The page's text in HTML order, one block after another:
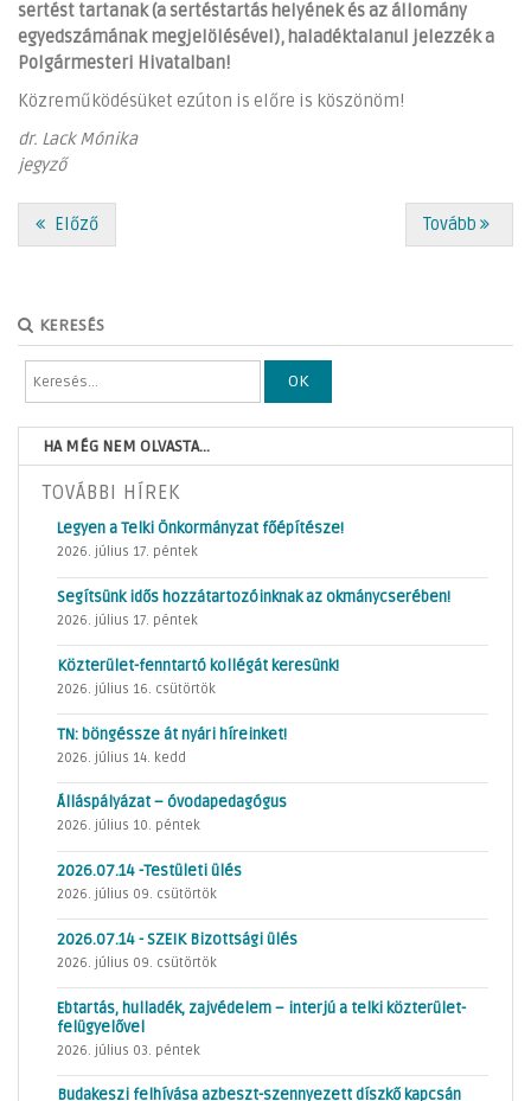
sertést tartanak (a sertéstartás helyének és az állomány
egyedszámának megjelölésével), haladéktalanul jelezzék a
Polgármesteri Hivatalban!
Közreműködésüket ezúton is előre is köszönöm!
dr. Lack Mónika
jegyző
Előző Tovább
KERESÉS
OK
HA MÉG NEM OLVASTA...
TOVÁBBI HÍREK
Legyen a Telki Önkormányzat főépítésze!
2026. július 17. péntek
Segítsünk idős hozzátartozóinknak az okmánycserében!
2026. július 17. péntek
Közterület-fenntartó kollégát keresünk!
2026. július 16. csütörtök
TN: böngéssze át nyári híreinket!
2026. július 14. kedd
Álláspályázat – óvodapedagógus
2026. július 10. péntek
2026.07.14 -Testületi ülés
2026. július 09. csütörtök
2026.07.14 - SZEIK Bizottsági ülés
2026. július 09. csütörtök
Ebtartás, hulladék, zajvédelem – interjú a telki közterület-
felügyelővel
2026. július 03. péntek
Budakeszi felhívása azbeszt-szennyezett díszkő kapcsán